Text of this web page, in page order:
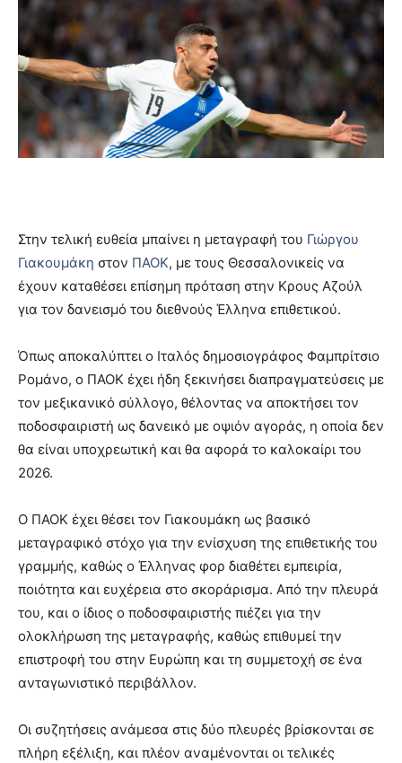
Στην τελική ευθεία μπαίνει η μεταγραφή του Γιώργου
Γιακουμάκη στον ΠΑΟΚ, με τους Θεσσαλονικείς να
έχουν καταθέσει επίσημη πρόταση στην Κρους Αζούλ
για τον δανεισμό του διεθνούς Έλληνα επιθετικού.
Όπως αποκαλύπτει ο Ιταλός δημοσιογράφος Φαμπρίτσιο
Ρομάνο, ο ΠΑΟΚ έχει ήδη ξεκινήσει διαπραγματεύσεις με
τον μεξικανικό σύλλογο, θέλοντας να αποκτήσει τον
ποδοσφαιριστή ως δανεικό με οψιόν αγοράς, η οποία δεν
θα είναι υποχρεωτική και θα αφορά το καλοκαίρι του
2026.
Ο ΠΑΟΚ έχει θέσει τον Γιακουμάκη ως βασικό
μεταγραφικό στόχο για την ενίσχυση της επιθετικής του
γραμμής, καθώς ο Έλληνας φορ διαθέτει εμπειρία,
ποιότητα και ευχέρεια στο σκοράρισμα. Από την πλευρά
του, και ο ίδιος ο ποδοσφαιριστής πιέζει για την
ολοκλήρωση της μεταγραφής, καθώς επιθυμεί την
επιστροφή του στην Ευρώπη και τη συμμετοχή σε ένα
ανταγωνιστικό περιβάλλον.
Οι συζητήσεις ανάμεσα στις δύο πλευρές βρίσκονται σε
πλήρη εξέλιξη, και πλέον αναμένονται οι τελικές